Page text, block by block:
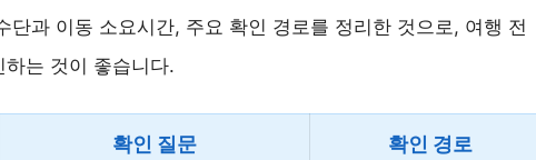
단과 이동 소요시간, 주요 확인 경로를 정리한 것으로, 여행 전
는 것이 좋습니다.
확인 질문 확인 경로